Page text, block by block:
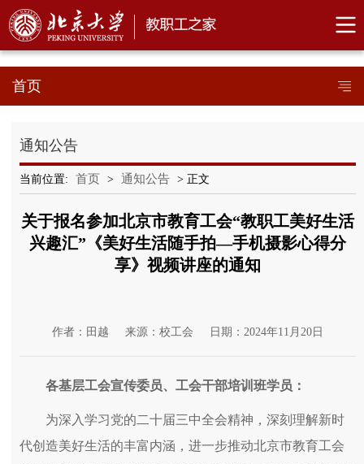
首页
通知公告
当前位置: 首页 > 通知公告 > 正文
关于报名参加北京市教育工会“教职工美好生活
兴趣汇”《美好生活随手拍—手机摄影心得分
享》视频讲座的通知
作者：田越 来源：校工会 日期：2024年11月20日
各基层工会宣传委员、工会干部培训班学员：
为深入学习党的二十届三中全会精神，深刻理解新时
代创造美好生活的丰富内涵，进一步推动北京市教育工会